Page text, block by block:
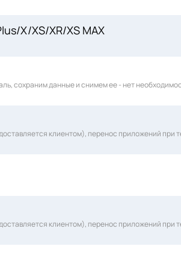
X/XS/XR/XS MAX
сохраним данные и снимем ее - нет
клиентом), перенос приложений при
клиентом), перенос приложений при